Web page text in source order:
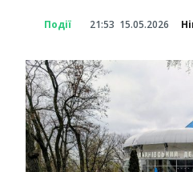
Події 21:53 15.05.2026